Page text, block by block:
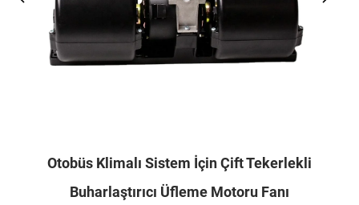
Otobüs Klimalı Sistem İçin Çift Tekerlekli
Buharlaştırıcı Üfleme Motoru Fanı